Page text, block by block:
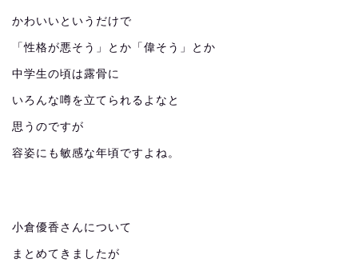
かわいいというだけで
「性格が悪そう」とか「偉そう」とか
中学生の頃は露骨に
いろんな噂を立てられるよなと
思うのですが
容姿にも敏感な年頃ですよね。
小倉優香さんについて
まとめてきましたが